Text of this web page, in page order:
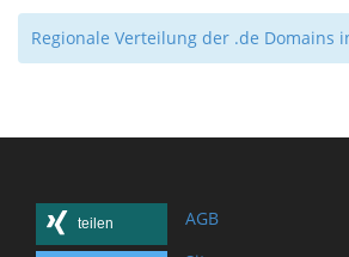
Regionale Verteilung der .de Domains
teilen
AGB